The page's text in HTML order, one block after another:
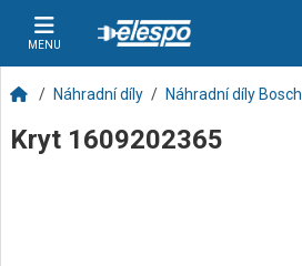
MENU
Náhradní díly Náhradní díly Bosch
Kryt 1609202365